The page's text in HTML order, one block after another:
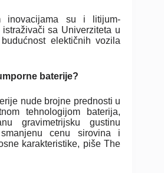
inovacijama su i litijum-
sa Univerziteta u
elektičnih vozila
baterije?
nude brojne prednosti u
tehnologijom baterija,
gravimetrijsku gustinu
cenu sirovina i
karakteristike, piše The